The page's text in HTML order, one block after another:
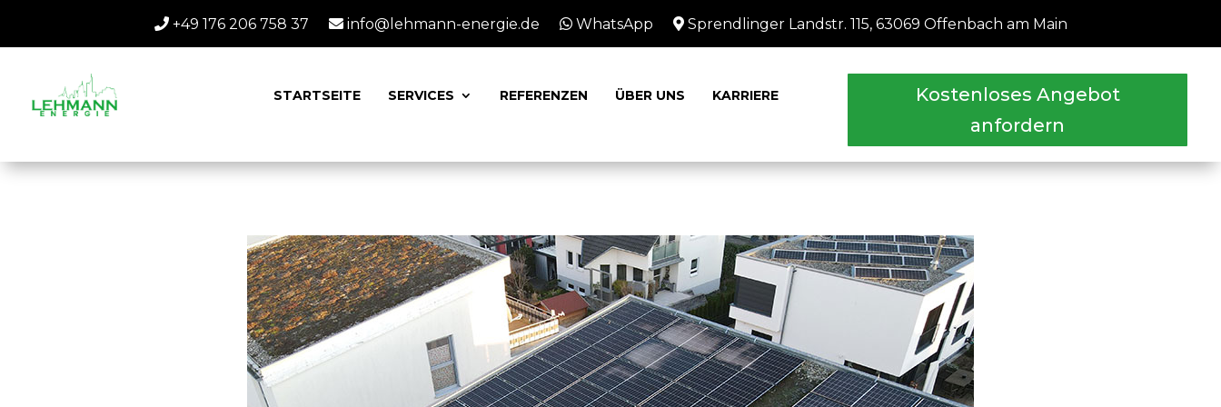
+49 176 206 758 37 info@lehmann-energie.de WhatsApp Sprendlinger Landstr. 115, 63069 Offenbach am Main
STARTSEITE SERVICES REFERENZEN ÜBER UNS KARRIERE
Kostenloses Angebot
anfordern